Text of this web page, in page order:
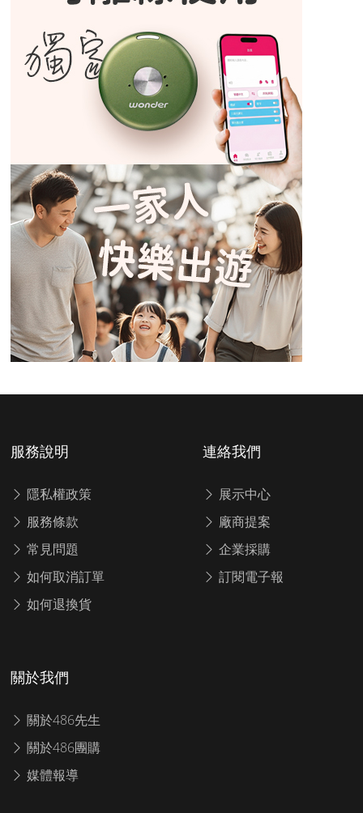
服務說明
隱私權政策
服務條款
常見問題
如何取消訂單
如何退換貨
連絡我們
展示中心
廠商提案
企業採購
訂閱電子報
關於我們
關於486先生
關於486團購
媒體報導